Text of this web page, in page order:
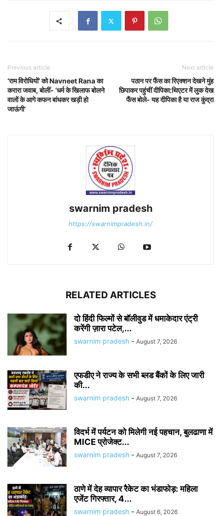
Previous article
‘राम विरोधियों’ को Navneet Rana का
करारा जवाब, बोलीं- ‘धर्म के खिलाफ बोलने
वालों के आगे कफन बांधकर खड़ी हो
जाऊंगी’
Next article
पठान पर फैंस का रिएक्शन देखने मुंह
छिपाकर पहुंचीं दीपिका:थिएटर में लुक देख
फैंस बोले- यह दीपिका है या राज कुंद्रा
swarnim pradesh
https://swarnimpradesh.in/
RELATED ARTICLES
दो हिंदी फिल्मों से बॉलीवुड में धमाकेदार एंट्री
करेंगी ज़ारा पटेल,...
swarnim pradesh - August 7, 2026
एफडीए ने राज्य के सभी ब्लड बैंकों के लिए जारी
की...
swarnim pradesh - August 7, 2026
विदर्भ में पर्यटन को मिलेगी नई पहचान, बुलढाणा में
MICE प्रोजेक्ट...
swarnim pradesh - August 7, 2026
ठाणे में देह व्यापार रैकेट का भंडाफोड़: महिला
एजेंट गिरफ्तार, 4...
swarnim pradesh - August 6, 2026